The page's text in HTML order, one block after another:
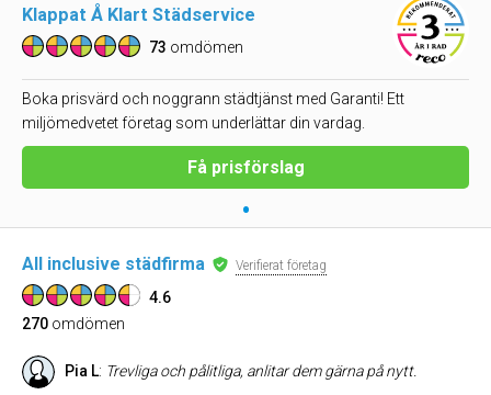
Klappat Å Klart Städservice
73 omdömen
Boka prisvärd och noggrann städtjänst med Garanti! Ett
miljömedvetet företag som underlättar din vardag.
Få prisförslag
•
All inclusive städfirma Verifierat företag
4.6
270 omdömen
Pia L: Trevliga och pålitliga, anlitar dem gärna på nytt.